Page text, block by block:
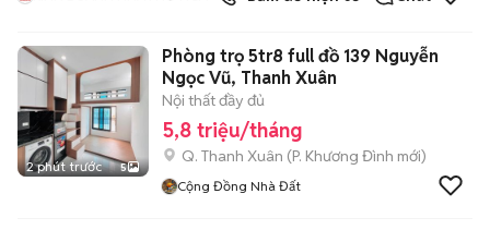
2 phút trước 5
Phòng trọ 5tr8 full đồ 139 Nguyễn
Ngọc Vũ, Thanh Xuân
Nội thất đầy đủ
5,8 triệu/tháng
Q. Thanh Xuân (P. Khương Đình mới)
Cộng Đồng Nhà Đất